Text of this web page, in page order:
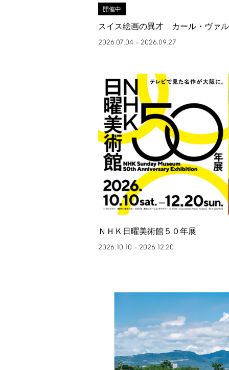
開催中
スイス絵画の異才 カール・ヴァ
2026.07.04 – 2026.09.27
ＮＨＫ日曜美術館５０年展
2026.10.10 – 2026.12.20